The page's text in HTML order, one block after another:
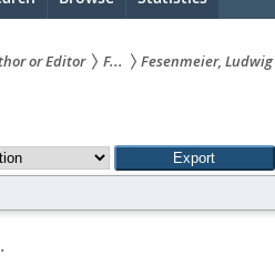
or Editor F... Fesenmeier, Ludwig
.